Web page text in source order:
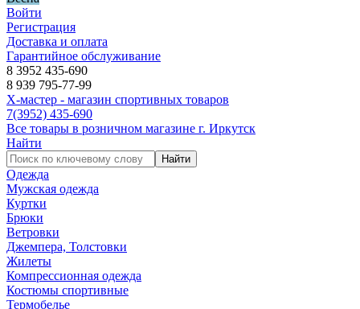
Войти
Регистрация
Доставка и оплата
Гарантийное обслуживание
8 3952 435-690
8 939 795-77-99
Х-мастер - магазин спортивных товаров
7(3952) 435-690
Все товары в розничном магазине г. Иркутск
Найти
Найти
Одежда
Мужская одежда
Куртки
Брюки
Ветровки
Джемпера, Толстовки
Жилеты
Компрессионная одежда
Костюмы спортивные
Термобелье